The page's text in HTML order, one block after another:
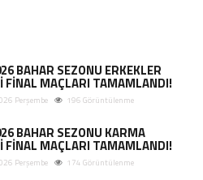
BAHAR SEZONU ERKEKLER
FİNAL MAÇLARI TAMAMLANDI!
Perşembe 196 Görüntülenme
BAHAR SEZONU KARMA
FİNAL MAÇLARI TAMAMLANDI!
Perşembe 174 Görüntülenme